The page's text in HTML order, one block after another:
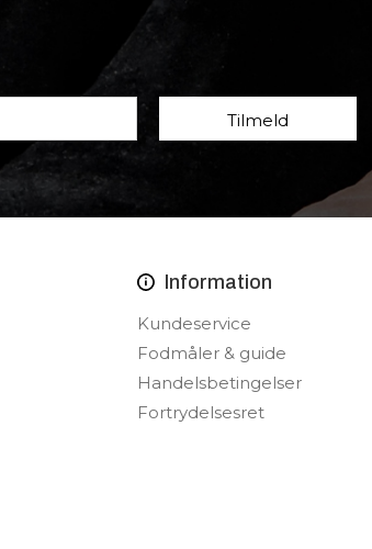
Information
Kundeservice
Fodmåler & guide
Handelsbetingelser
Fortrydelsesret